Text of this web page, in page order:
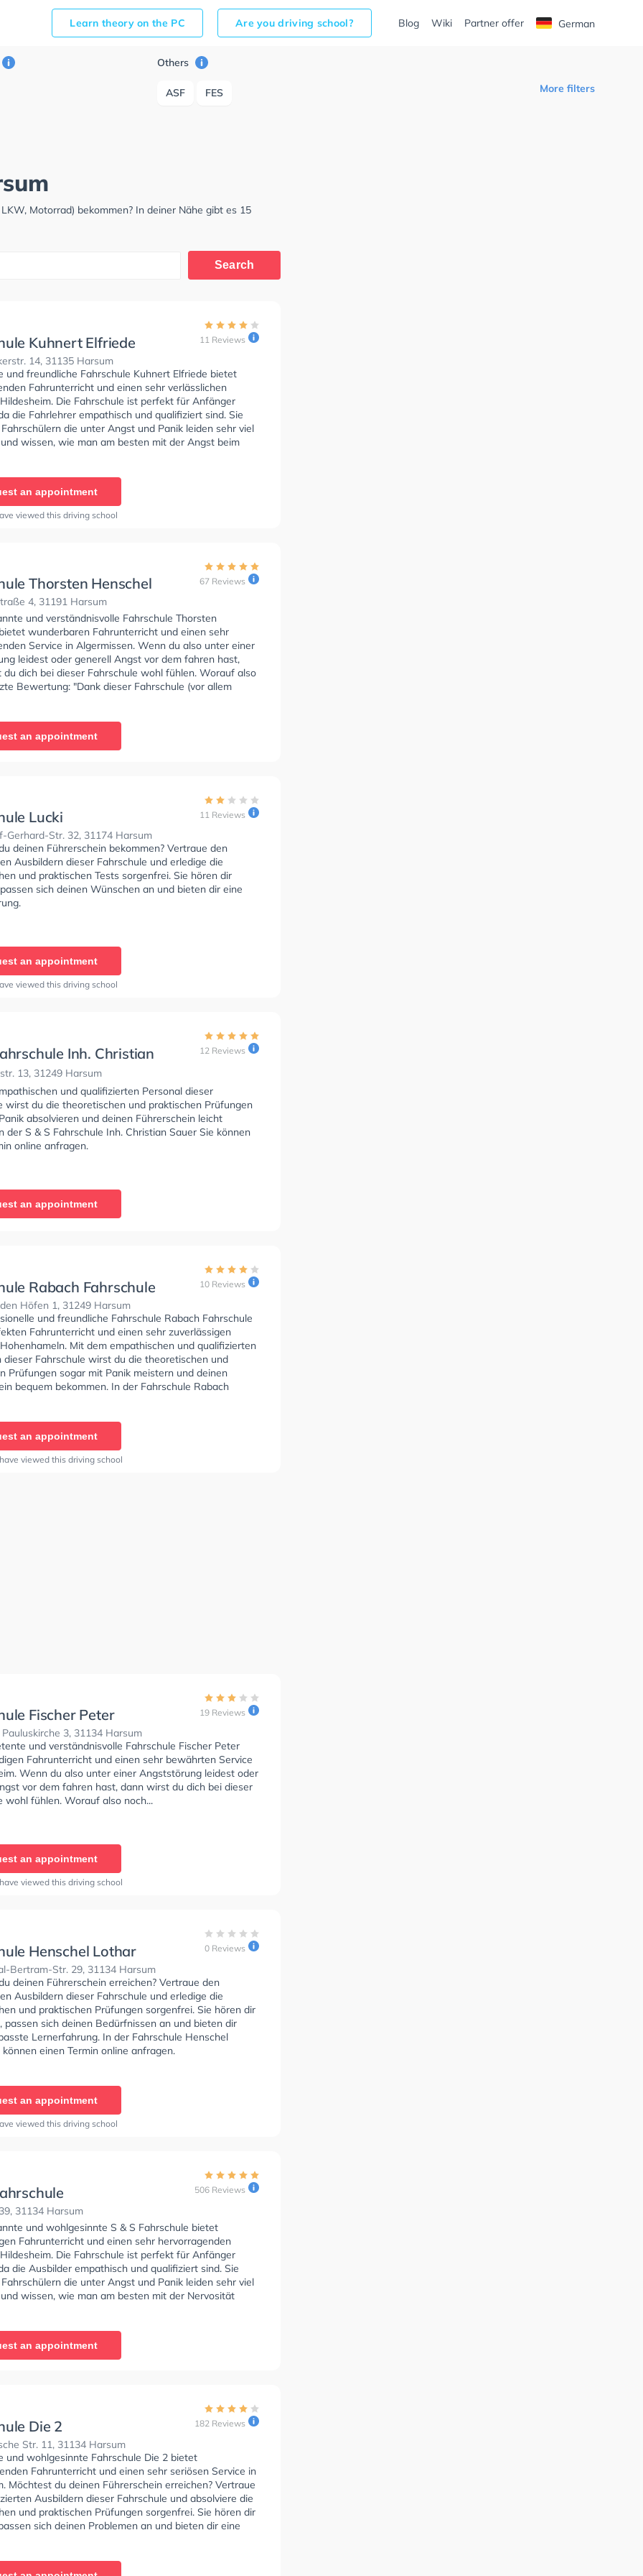
Learn theory on the PC Are you driving school? Blog Wiki Partner offer German
Others
ASF FES More filters
Motorrad) bekommen? In deiner Nähe gibt es 15
Search
Kuhnert Elfriede
14, 31135 Harsum
11 Reviews
und freundliche Fahrschule Kuhnert Elfriede bietet
Fahrunterricht und einen sehr verlässlichen
Die Fahrschule ist perfekt für Anfänger
die Fahrlehrer empathisch und qualifiziert sind. Sie
die unter Angst und Panik leiden sehr viel
wissen, wie man am besten mit der Angst beim
umgehen muss.
an appointment
viewed this driving school
Thorsten Henschel
4, 31191 Harsum
67 Reviews
und verständnisvolle Fahrschule Thorsten
wunderbaren Fahrunterricht und einen sehr
Service in Algermissen. Wenn du also unter einer
leidest oder generell Angst vor dem fahren hast,
du dich bei dieser Fahrschule wohl fühlen. Worauf also
Bewertung: "Dank dieser Fahrschule (vor allem
ich mich im Straßenverkehr ziemlich sicher hinterm
tut es das nicht? Mir wurde in der Fahrschule die
Fehlern genommen, und das hilft mir, immer ruhig zu
an appointment
Lucki
Gerhard-Str. 32, 31174 Harsum
11 Reviews
deinen Führerschein bekommen? Vertraue den
Ausbildern dieser Fahrschule und erledige die
und praktischen Tests sorgenfrei. Sie hören dir
sich deinen Wünschen an und bieten dir eine
an appointment
viewed this driving school
Inh. Christian
13, 31249 Harsum
12 Reviews
und qualifizierten Personal dieser
wirst du die theoretischen und praktischen Prüfungen
absolvieren und deinen Führerschein leicht
der S & S Fahrschule Inh. Christian Sauer Sie können
online anfragen.
an appointment
Rabach Fahrschule
Höfen 1, 31249 Harsum
10 Reviews
und freundliche Fahrschule Rabach Fahrschule
Fahrunterricht und einen sehr zuverlässigen
Mit dem empathischen und qualifizierten
dieser Fahrschule wirst du die theoretischen und
Prüfungen sogar mit Panik meistern und deinen
bequem bekommen. In der Fahrschule Rabach
Sie können einen Termin online anfragen.
an appointment
viewed this driving school
Fischer Peter
3, 31134 Harsum
19 Reviews
und verständnisvolle Fahrschule Fischer Peter
Fahrunterricht und einen sehr bewährten Service
Wenn du also unter einer Angststörung leidest oder
vor dem fahren hast, dann wirst du dich bei dieser
wohl fühlen. Worauf also noch...
an appointment
viewed this driving school
Henschel Lothar
Bertram-Str. 29, 31134 Harsum
0 Reviews
deinen Führerschein erreichen? Vertraue den
Ausbildern dieser Fahrschule und erledige die
und praktischen Prüfungen sorgenfrei. Sie hören dir
passen sich deinen Bedürfnissen an und bieten dir
Lernerfahrung. In der Fahrschule Henschel
einen Termin online anfragen.
an appointment
viewed this driving school
31134 Harsum
506 Reviews
und wohlgesinnte S & S Fahrschule bietet
Fahrunterricht und einen sehr hervorragenden
Die Fahrschule ist perfekt für Anfänger
die Ausbilder empathisch und qualifiziert sind. Sie
die unter Angst und Panik leiden sehr viel
wissen, wie man am besten mit der Nervosität
umgehen muss. Letzte Bewertung: "„Ich habe
und geduldiger Fahrlehrer rouven baxmann der mir
sicher und selbstbewusst auf den Straßen zu
gerne weiter empfehlen. Nochmal Dankeschön
an appointment
Die 2
Str. 11, 31134 Harsum
182 Reviews
und wohlgesinnte Fahrschule Die 2 bietet
Fahrunterricht und einen sehr seriösen Service in
Möchtest du deinen Führerschein erreichen? Vertraue
Ausbildern dieser Fahrschule und absolviere die
und praktischen Prüfungen sorgenfrei. Sie hören dir
sich deinen Problemen an und bieten dir eine
Letzte Bewertung: "Hatten beide Kinder bei Oliver
termintreu, nett und freundlich. Beide Kinder wurden